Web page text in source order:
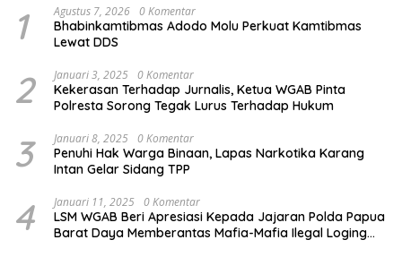
1 Agustus 7, 2026 0 Komentar
Bhabinkamtibmas Adodo Molu Perkuat Kamtibmas
Lewat DDS
2 Januari 3, 2025 0 Komentar
Kekerasan Terhadap Jurnalis, Ketua WGAB Pinta
Polresta Sorong Tegak Lurus Terhadap Hukum
3 Januari 8, 2025 0 Komentar
Penuhi Hak Warga Binaan, Lapas Narkotika Karang
Intan Gelar Sidang TPP
4 Januari 11, 2025 0 Komentar
LSM WGAB Beri Apresiasi Kepada Jajaran Polda Papua
Barat Daya Memberantas Mafia-Mafia Ilegal Loging